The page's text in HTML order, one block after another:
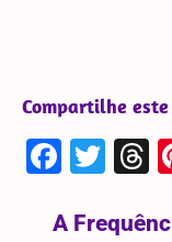
Compartilhe
A